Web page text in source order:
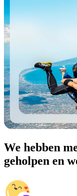
We hebben
geholpen en